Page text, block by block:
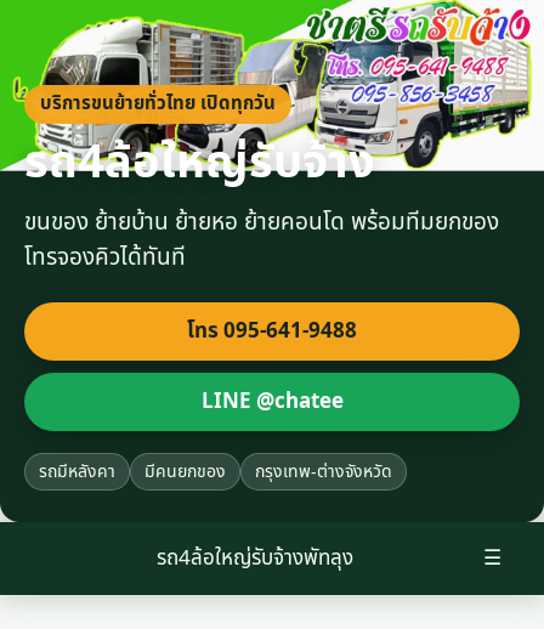
บริการขนย้ายทั่วไทย เปิดทุกวัน
รถ4ล้อใหญ่รับจ้าง
ขนของ ย้ายบ้าน ย้ายหอ ย้ายคอนโด พร้อมทีมยกของ
โทรจองคิวได้ทันที
โทร 095-641-9488
LINE @chatee
รถมีหลังคา มีคนยกของ กรุงเทพ-ต่างจังหวัด
☰
รถ4ล้อใหญ่รับจ้างพัทลุง